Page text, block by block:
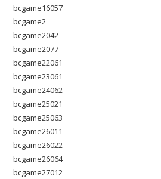
bcgame16057
bcgame2
bcgame2042
bcgame2077
bcgame22061
bcgame23061
bcgame24062
bcgame25021
bcgame25063
bcgame26011
bcgame26022
bcgame26064
bcgame27012